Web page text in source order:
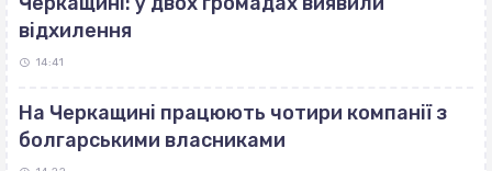
відхилення
14:41
На Черкащині працюють чотири компанії з
болгарськими власниками